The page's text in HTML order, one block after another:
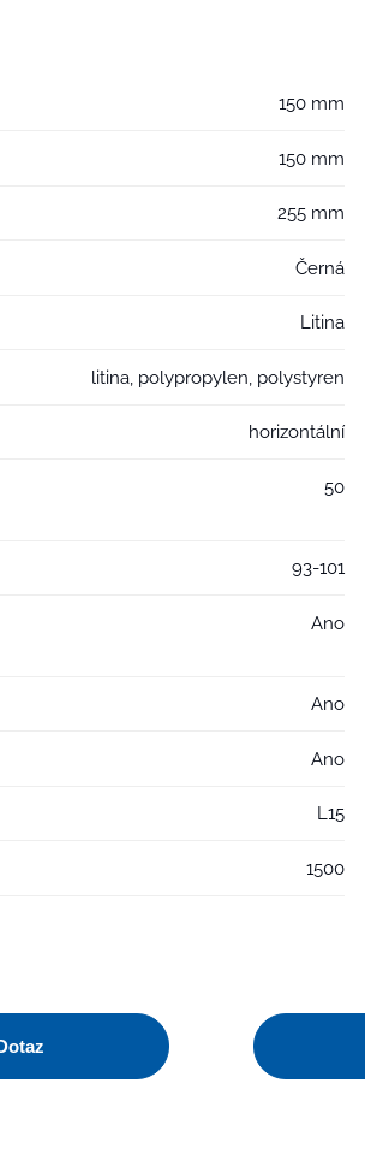
150 mm
150 mm
255 mm
Černá
Litina
litina, polypropylen, polystyren
horizontální
50
93-101
Ano
Ano
Ano
L15
1500